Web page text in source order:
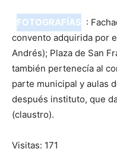
FOTOGRAFÍAS :
convento adquirida por
Andrés); Plaza de San
también pertenecía al
parte municipal y aulas
después instituto, que
(claustro).
Visitas: 171